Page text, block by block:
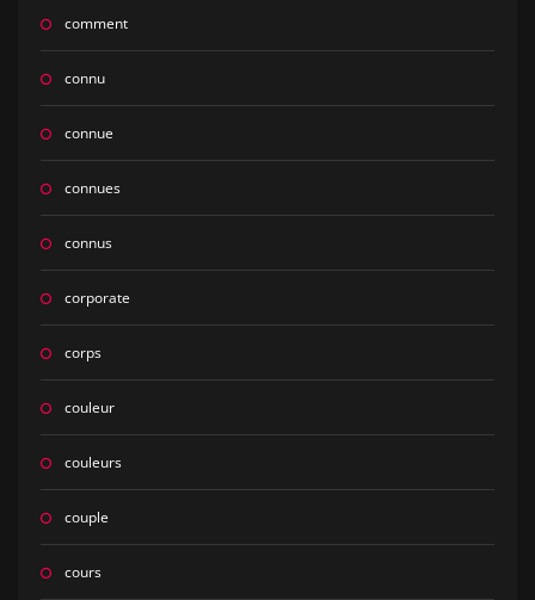
comment
connu
connue
connues
connus
corporate
corps
couleur
couleurs
couple
cours